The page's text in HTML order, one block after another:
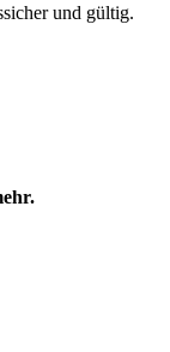
und gültig.